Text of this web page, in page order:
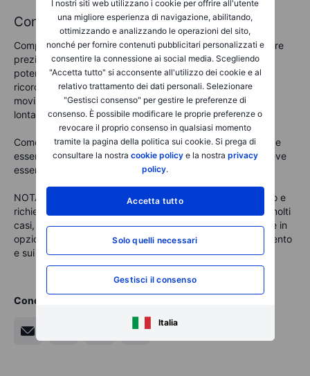
I nostri siti web utilizzano i cookie per offrire all'utente
una migliore esperienza di navigazione, abilitando,
ottimizzando e analizzando le operazioni del sito,
nonché per fornire contenuti pubblicitari personalizzati e
consentire la connessione ai social media. Scegliendo
"Accetta tutto" si acconsente all'utilizzo dei cookie e al
relativo trattamento dei dati personali. Selezionare
"Gestisci consenso" per gestire le preferenze di
consenso. È possibile modificare le proprie preferenze o
revocare il proprio consenso in qualsiasi momento
tramite la pagina della politica sui cookie. Si prega di
consultare la nostra cookie policye la nostra privacy
policy.
Accetta tutto
Solo quelli necessari
Gestisci il consenso
Italia
Conclusione
Comprendere il movimento previsto di un'azione può fornire
preziose indicazioni sulle aspettative del mercato e sulle
potenziali fluttuazioni dei prezzi. Tuttavia, è importante
ricordare che la mossa prevista è solo un'aspettativa. Il
movimento effettivo dei prezzi può talvolta essere molto
lontano da quello previsto, soprattutto nei mercati volatili.
Come per qualsiasi altro strumento, la mossa prevista deve
essere utilizzata insieme ad altri metodi di analisi e non deve
essere considerata isolatamente.
NOTA: Le opzioni sono prodotti complessi e ad alto rischio e
richiedono conoscenza, esperienza di investimento e, in molti
casi, un'elevata accettazione del rischio. Prima di investire in
opzioni, è necessario essere ben informarti sul funzionamento
e sui rischi di tali prodotti.
Condividi